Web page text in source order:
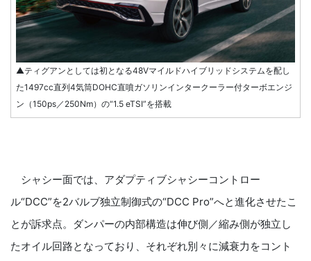
▲ティグアンとしては初となる48Vマイルドハイブリッドシステムを配し
た1497cc直列4気筒DOHC直噴ガソリンインタークーラー付ターボエンジ
ン（150ps／250Nm）の“1.5 eTSI”を搭載
シャシー面では、アダプティブシャシーコントロー
ル“DCC”を2バルブ独立制御式の“DCC Pro”へと進化させたこ
とが訴求点。ダンパーの内部構造は伸び側／縮み側が独立し
たオイル回路となっており、それぞれ別々に減衰力をコント